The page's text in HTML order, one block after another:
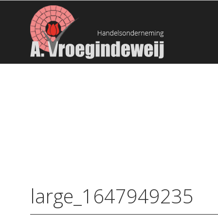
large_1647949235